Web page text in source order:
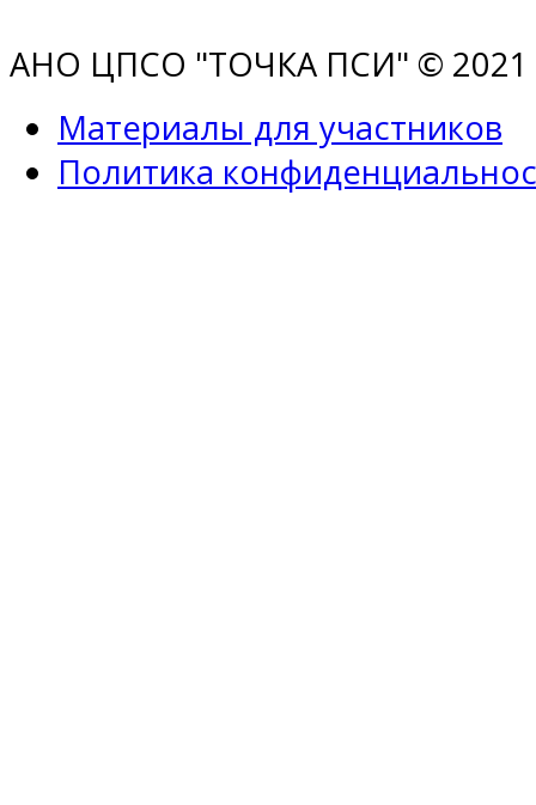
АНО ЦПСО "ТОЧКА ПСИ" © 2021
Материалы для участников
Политика